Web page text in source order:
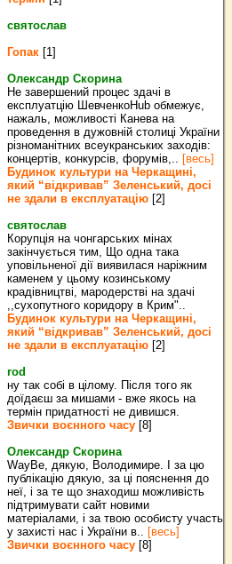
святослав
Гопак [1]
Олександр Скорина
Не завершений процес здачі в
експлуатцію ШевченкоHub обмежує,
нажаль, можливості Канева на
проведення в дужовній столиці України
різноманітних всеукранських заходів:
концертів, конкурсів, форумів,.. [весь]
Будинок культури на Черкащині,
який “відкривав” Зеленський, досі
не здали в експлуатацію [2]
святослав
Корупція на чонгарських мінах
закінчується тим, Що одна така
уповільненої дії виявилася наріжним
каменем у цьому козинському
крадівництві, мародерстві на здачі
,,сухопутного коридору в Крим"..
Будинок культури на Черкащині,
який “відкривав” Зеленський, досі
не здали в експлуатацію [2]
rod
ну так собі в цілому. Після того як
доїдаєш за мишами - вже якось на
термін придатності не дивишся.
Звички воєнного часу [8]
Олександр Скорина
WayBe, дякую, Володимире. І за цю
публікацію дякую, за ці пояснення до
неї, і за те що знаходиш можливість
підтримувати сайт новими
матеріалами, і за твою особисту участь
у захисті нас і України в.. [весь]
Звички воєнного часу [8]